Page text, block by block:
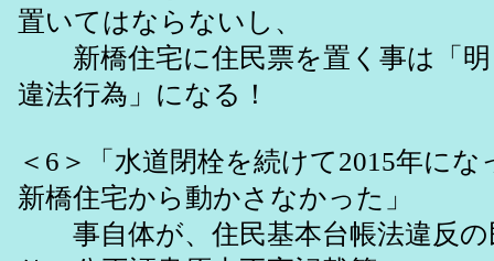
置いてはならないし、
新橋住宅に住民票を置く事は「明
違法行為」になる！
＜6＞「水道閉栓を続けて2015年に
新橋住宅から動かさなかった」
事自体が、住民基本台帳法違反の